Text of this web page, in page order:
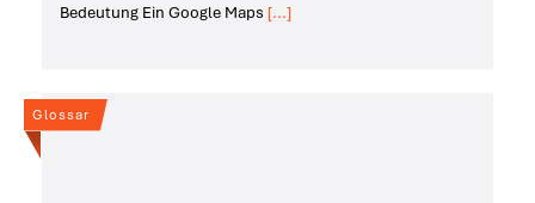
Bedeutung Ein Google Maps [...]
Glossar